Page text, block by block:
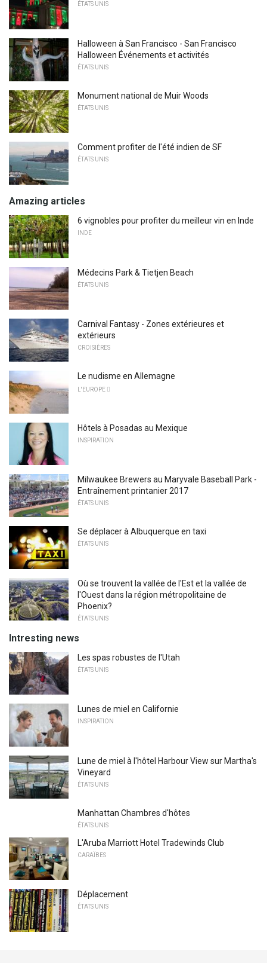
ÉTATS UNIS
Halloween à San Francisco - San Francisco
Halloween Événements et activités
ÉTATS UNIS
Monument national de Muir Woods
ÉTATS UNIS
Comment profiter de l'été indien de SF
ÉTATS UNIS
Amazing articles
6 vignobles pour profiter du meilleur vin en Inde
INDE
Médecins Park & ​​Tietjen Beach
ÉTATS UNIS
Carnival Fantasy - Zones extérieures et
extérieurs
CROISIÈRES
Le nudisme en Allemagne
L'EUROPE 
Hôtels à Posadas au Mexique
INSPIRATION
Milwaukee Brewers au Maryvale Baseball Park -
Entraînement printanier 2017
ÉTATS UNIS
Se déplacer à Albuquerque en taxi
ÉTATS UNIS
Où se trouvent la vallée de l'Est et la vallée de
l'Ouest dans la région métropolitaine de
Phoenix?
ÉTATS UNIS
Intresting news
Les spas robustes de l'Utah
ÉTATS UNIS
Lunes de miel en Californie
INSPIRATION
Lune de miel à l'hôtel Harbour View sur Martha's
Vineyard
ÉTATS UNIS
Manhattan Chambres d'hôtes
ÉTATS UNIS
L'Aruba Marriott Hotel Tradewinds Club
CARAÏBES
Déplacement
ÉTATS UNIS